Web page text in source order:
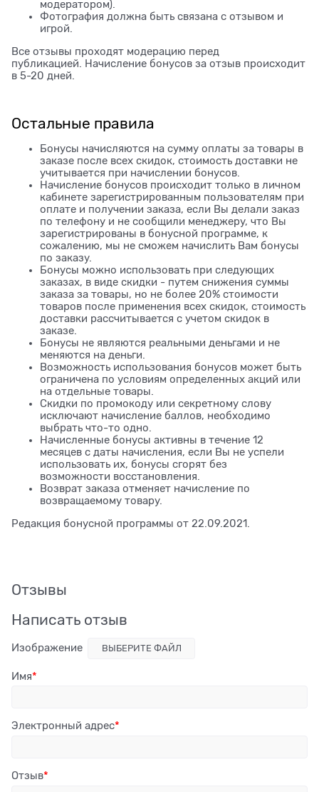
модератором).
Фотография должна быть связана с отзывом и
игрой.
Все отзывы проходят модерацию перед
публикацией. Начисление бонусов за отзыв происходит
в 5-20 дней.
Остальные правила
Бонусы начисляются на сумму оплаты за товары в
заказе после всех скидок, стоимость доставки не
учитывается при начислении бонусов.
Начисление бонусов происходит только в личном
кабинете зарегистрированным пользователям при
оплате и получении заказа, если Вы делали заказ
по телефону и не сообщили менеджеру, что Вы
зарегистрированы в бонусной программе, к
сожалению, мы не сможем начислить Вам бонусы
по заказу.
Бонусы можно использовать при следующих
заказах, в виде скидки - путем снижения суммы
заказа за товары, но не более 20% стоимости
товаров после применения всех скидок, стоимость
доставки рассчитывается с учетом скидок в
заказе.
Бонусы не являются реальными деньгами и не
меняются на деньги.
Возможность использования бонусов может быть
ограничена по условиям определенных акций или
на отдельные товары.
Скидки по промокоду или секретному слову
исключают начисление баллов, необходимо
выбрать что-то одно.
Начисленные бонусы активны в течение 12
месяцев с даты начисления, если Вы не успели
использовать их, бонусы сгорят без
возможности восстановления.
Возврат заказа отменяет начисление по
возвращаемому товару.
Редакция бонусной программы от 22.09.2021.
Отзывы
Написать отзыв
Изображение ВЫБЕРИТЕ ФАЙЛ
Имя
Электронный адрес
Отзыв